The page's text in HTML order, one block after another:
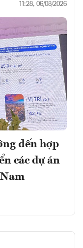
11:28, 06/08/2026
đến hợp
các dự án